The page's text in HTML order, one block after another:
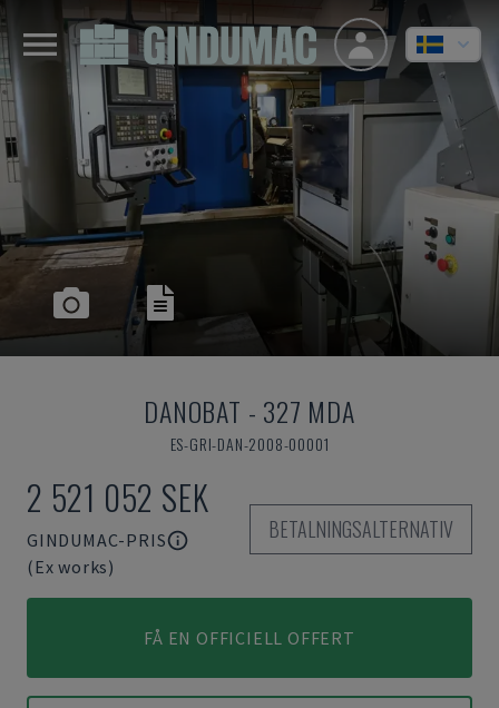
DANOBAT - 327 MDA
ES-GRI-DAN-2008-00001
2 521 052 SEK
GINDUMAC-PRIS
(Ex works)
BETALNINGSALTERNATIV
FÅ EN OFFICIELL OFFERT